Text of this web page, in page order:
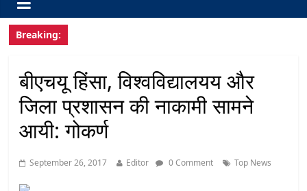
Breaking:
बीएचयू हिंसा, विश्वविद्यालयय और
जिला प्रशासन की नाकामी सामने
आयी: गोकर्ण
September 26, 2017 Editor 0 Comment Top News